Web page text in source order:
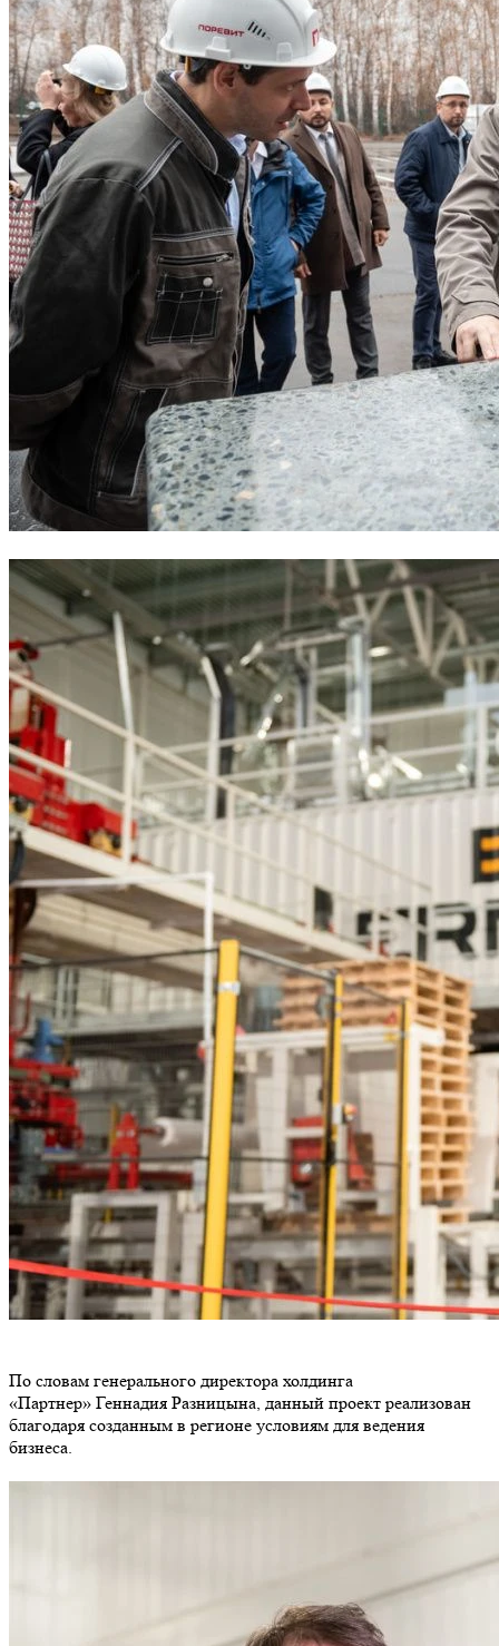
По словам генерального директора холдинга
«Партнер» Геннадия Разницына, данный проект реализован
благодаря созданным в регионе условиям для ведения
бизнеса.